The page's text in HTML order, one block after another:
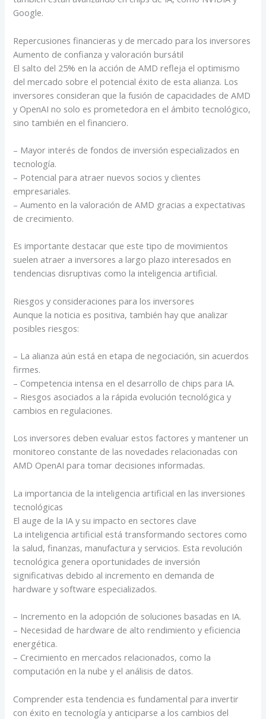
Google.
Repercusiones financieras y de mercado para los inversores
Aumento de confianza y valoración bursátil
El salto del 25% en la acción de AMD refleja el optimismo
del mercado sobre el potencial éxito de esta alianza. Los
inversores consideran que la fusión de capacidades de AMD
y OpenAI no solo es prometedora en el ámbito tecnológico,
sino también en el financiero.
– Mayor interés de fondos de inversión especializados en
tecnología.
– Potencial para atraer nuevos socios y clientes
empresariales.
– Aumento en la valoración de AMD gracias a expectativas
de crecimiento.
Es importante destacar que este tipo de movimientos
suelen atraer a inversores a largo plazo interesados en
tendencias disruptivas como la inteligencia artificial.
Riesgos y consideraciones para los inversores
Aunque la noticia es positiva, también hay que analizar
posibles riesgos:
– La alianza aún está en etapa de negociación, sin acuerdos
firmes.
– Competencia intensa en el desarrollo de chips para IA.
– Riesgos asociados a la rápida evolución tecnológica y
cambios en regulaciones.
Los inversores deben evaluar estos factores y mantener un
monitoreo constante de las novedades relacionadas con
AMD OpenAI para tomar decisiones informadas.
La importancia de la inteligencia artificial en las inversiones
tecnológicas
El auge de la IA y su impacto en sectores clave
La inteligencia artificial está transformando sectores como
la salud, finanzas, manufactura y servicios. Esta revolución
tecnológica genera oportunidades de inversión
significativas debido al incremento en demanda de
hardware y software especializados.
– Incremento en la adopción de soluciones basadas en IA.
– Necesidad de hardware de alto rendimiento y eficiencia
energética.
– Crecimiento en mercados relacionados, como la
computación en la nube y el análisis de datos.
Comprender esta tendencia es fundamental para invertir
con éxito en tecnología y anticiparse a los cambios del